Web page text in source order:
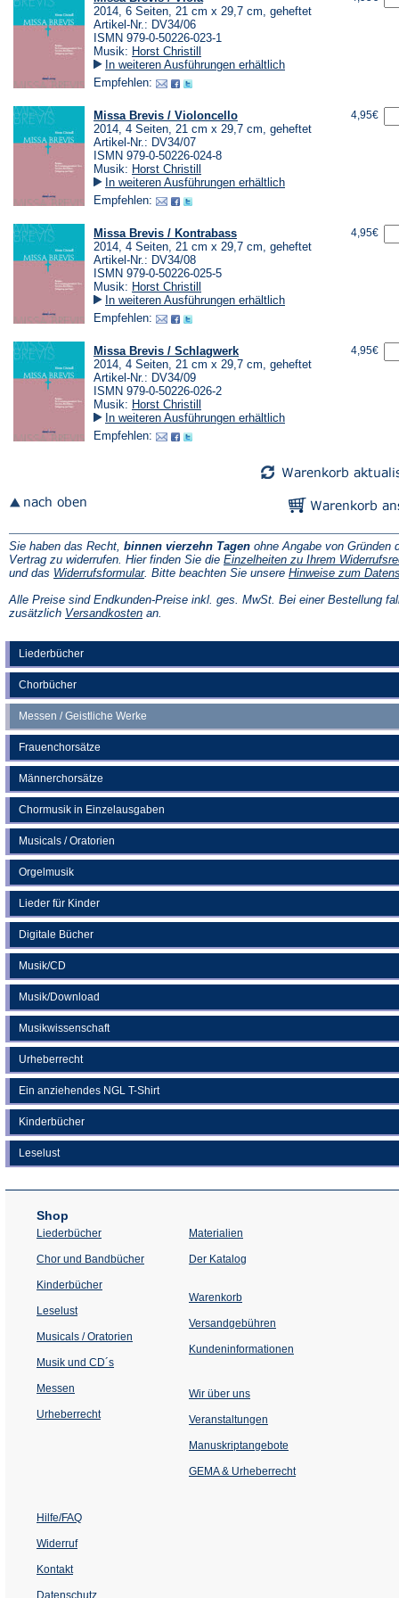
Liederbücher
Chorbücher
Messen / Geistliche Werke
Frauenchorsätze
Männerchorsätze
Chormusik in Einzelausgaben
Musicals / Oratorien
Orgelmusik
Lieder für Kinder
Digitale Bücher
Musik/CD
Musik/Download
Musikwissenschaft
Urheberrecht
Ein anziehendes NGL T-Shirt
Kinderbücher
Leselust
2014, 6 Seiten, 21 cm x 29,7 cm, geheftet
Artikel-Nr.: DV34/06
ISMN 979-0-50226-023-1
Musik: Horst Christill
In weiteren Ausführungen erhältlich
Empfehlen:
Missa Brevis / Violoncello
2014, 4 Seiten, 21 cm x 29,7 cm, geheftet
Artikel-Nr.: DV34/07
ISMN 979-0-50226-024-8
Musik: Horst Christill
In weiteren Ausführungen erhältlich
Empfehlen:
4,95€
Missa Brevis / Kontrabass
2014, 4 Seiten, 21 cm x 29,7 cm, geheftet
Artikel-Nr.: DV34/08
ISMN 979-0-50226-025-5
Musik: Horst Christill
In weiteren Ausführungen erhältlich
Empfehlen:
4,95€
Missa Brevis / Schlagwerk
2014, 4 Seiten, 21 cm x 29,7 cm, geheftet
Artikel-Nr.: DV34/09
ISMN 979-0-50226-026-2
Musik: Horst Christill
In weiteren Ausführungen erhältlich
Empfehlen:
4,95€
Sie haben das Recht, binnen vierzehn Tagen ohne Angabe von Gründen
Vertrag zu widerrufen. Hier finden Sie die Einzelheiten zu Ihrem
und das Widerrufsformular(Öffnet
einem
neuen
. Bitte beachten Sie unsere Hinweise zum
Alle Preise sind Endkunden-Preise inkl. ges. MwSt. Bei einer Bestellung
zusätzlich Versandkosten(Öffnet
an.
Shop
Liederbücher
Chor und Bandbücher
Kinderbücher
Leselust
Musicals / Oratorien
Musik und CD´s
Messen
Urheberrecht
Materialien
Der Katalog
Warenkorb
Versandgebühren
Kundeninformationen
Wir über uns
Veranstaltungen
einem
Tab)
Manuskriptangebote
GEMA & Urheberrecht
Hilfe/FAQ
Widerruf
Kontakt
Datenschutz